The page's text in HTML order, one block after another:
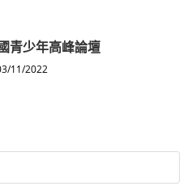
青少年高峰論壇
11/2022